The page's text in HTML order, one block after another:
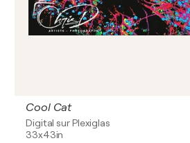
Cool Cat
Digital sur Plexiglas
33x43in